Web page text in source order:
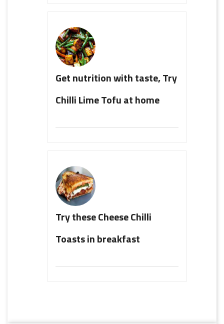
Get nutrition with taste, Try
Chilli Lime Tofu at home
Try these Cheese Chilli
Toasts in breakfast